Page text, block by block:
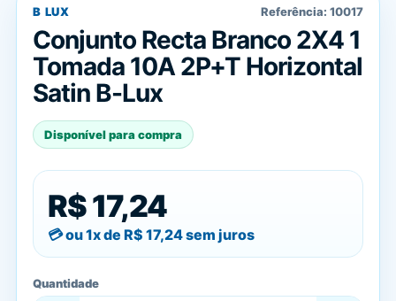
B LUX Referência: 10017
Conjunto Recta Branco 2X4 1
Tomada 10A 2P+T Horizontal
Satin B-Lux
Disponível para compra
R$ 17,24
ou 1x de R$ 17,24sem juros
Quantidade